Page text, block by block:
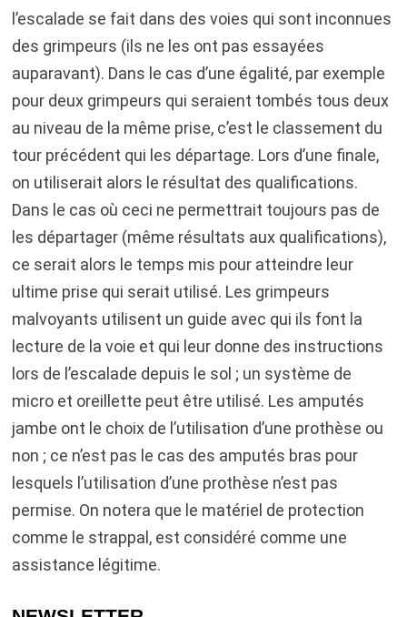
l’escalade se fait dans des voies qui sont inconnues
des grimpeurs (ils ne les ont pas essayées
auparavant). Dans le cas d’une égalité, par exemple
pour deux grimpeurs qui seraient tombés tous deux
au niveau de la même prise, c’est le classement du
tour précédent qui les départage. Lors d’une finale,
on utiliserait alors le résultat des qualifications.
Dans le cas où ceci ne permettrait toujours pas de
les départager (même résultats aux qualifications),
ce serait alors le temps mis pour atteindre leur
ultime prise qui serait utilisé. Les grimpeurs
malvoyants utilisent un guide avec qui ils font la
lecture de la voie et qui leur donne des instructions
lors de l’escalade depuis le sol ; un système de
micro et oreillette peut être utilisé. Les amputés
jambe ont le choix de l’utilisation d’une prothèse ou
non ; ce n’est pas le cas des amputés bras pour
lesquels l’utilisation d’une prothèse n’est pas
permise. On notera que le matériel de protection
comme le strappal, est considéré comme une
assistance légitime.